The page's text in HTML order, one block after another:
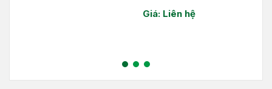
Giá: Liên hệ